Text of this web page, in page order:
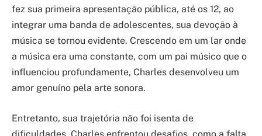
fez sua primeira apresentação pública, até os 12, ao
integrar uma banda de adolescentes, sua devoção à
música se tornou evidente. Crescendo em um lar onde
a música era uma constante, com um pai músico que o
influenciou profundamente, Charles desenvolveu um
amor genuíno pela arte sonora.
Entretanto, sua trajetória não foi isenta de